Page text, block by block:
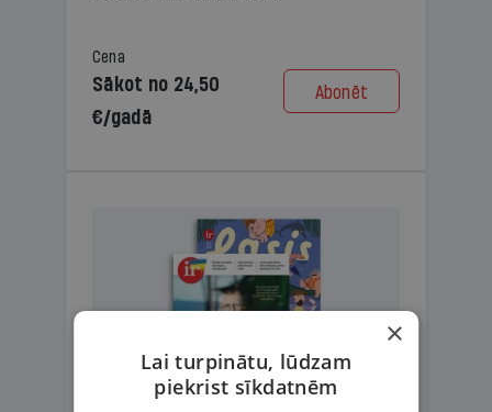
Cena
Sākot no 24,50
€/gadā
Abonēt
×
Lai turpinātu, lūdzam
piekrist sīkdatnēm